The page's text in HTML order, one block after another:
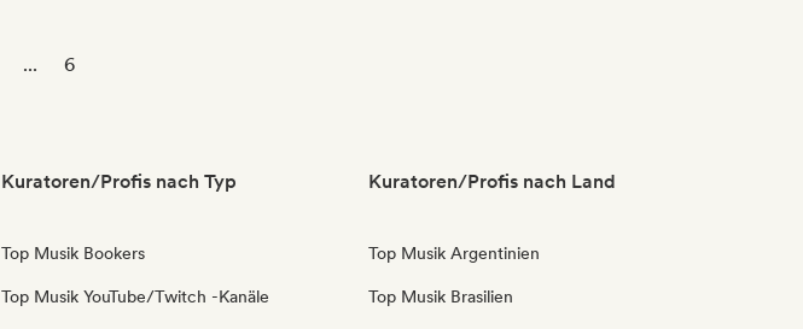
... 6
Kuratoren/Profis nach Typ
Top Musik Bookers
Top Musik YouTube/Twitch -Kanäle
Kuratoren/Profis nach Land
Top Musik Argentinien
Top Musik Brasilien